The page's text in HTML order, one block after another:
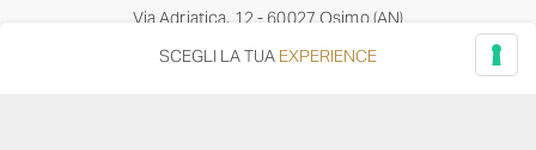
Via Adriatica, 12 - 60027 Osimo (AN)
wine@umanironchi.it
SCEGLI LA TUA EXPERIENCE